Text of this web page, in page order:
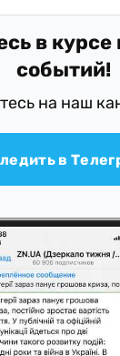
в
событий!
на наш
в